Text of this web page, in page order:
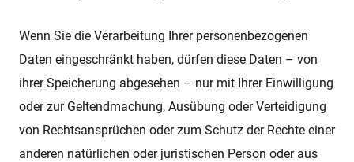
Wenn Sie die Verarbeitung Ihrer personenbezogenen
Daten eingeschränkt haben, dürfen diese Daten – von
ihrer Speicherung abgesehen – nur mit Ihrer Einwilligung
oder zur Geltendmachung, Ausübung oder Verteidigung
von Rechtsansprüchen oder zum Schutz der Rechte einer
anderen natürlichen oder juristischen Person oder aus